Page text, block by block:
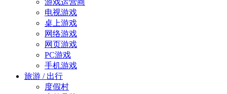
游戏运营商
电视游戏
桌上游戏
网络游戏
网页游戏
PC游戏
手机游戏
旅游 / 出行
度假村